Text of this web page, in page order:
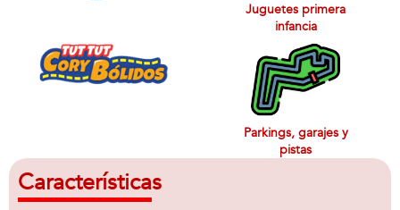
Juguetes primera
infancia
Parkings, garajes y
pistas
Características